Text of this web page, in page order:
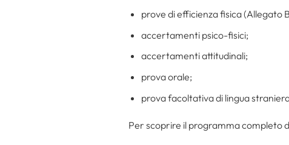
prove di efficienza fisica (Allegato
accertamenti psico-fisici;
accertamenti attitudinali;
prova orale;
prova facoltativa di lingua
Per scoprire il programma completo